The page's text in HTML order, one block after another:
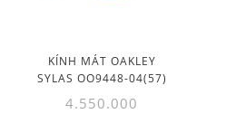
KÍNH MÁT OAKLEY
SYLAS OO9448-04(57)
4.550.000